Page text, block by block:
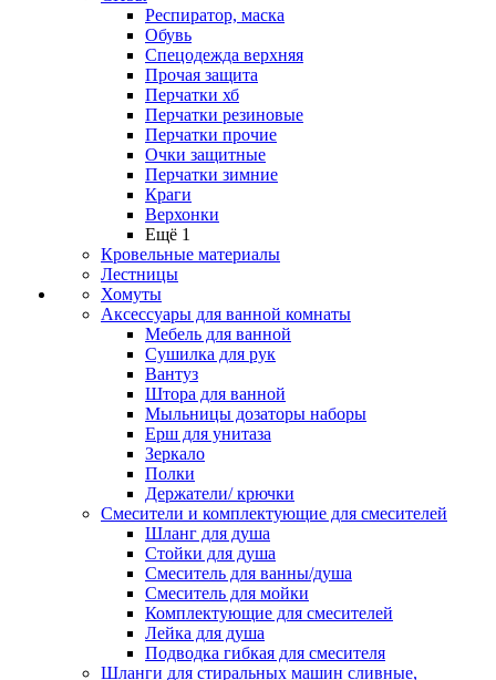
Респиратор, маска
Обувь
Спецодежда верхняя
Прочая защита
Перчатки хб
Перчатки резиновые
Перчатки прочие
Очки защитные
Перчатки зимние
Краги
Верхонки
Ещё 1
Кровельные материалы
Лестницы
Хомуты
Аксессуары для ванной комнаты
Мебель для ванной
Сушилка для рук
Вантуз
Штора для ванной
Мыльницы дозаторы наборы
Ерш для унитаза
Зеркало
Полки
Держатели/ крючки
Смесители и комплектующие для смесителей
Шланг для душа
Стойки для душа
Смеситель для ванны/душа
Смеситель для мойки
Комплектующие для смесителей
Лейка для душа
Подводка гибкая для смесителя
Шланги для стиральных машин сливные,